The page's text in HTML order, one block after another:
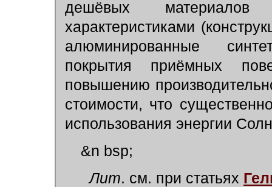
дешёвых
характеристиками
алюминированные
покрытия приёмных
повышению
стоимости, что
использования энергии
&n bsp;
Лит. см. при статьях